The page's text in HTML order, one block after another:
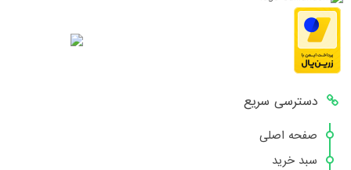
دسترسی سریع
صفحه اصلی
سبد خرید